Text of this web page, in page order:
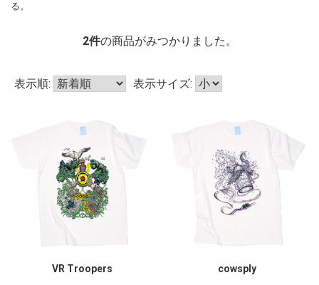
る。
2件の商品がみつかりました。
表示順: 表示サイズ:
VR Troopers cowsply